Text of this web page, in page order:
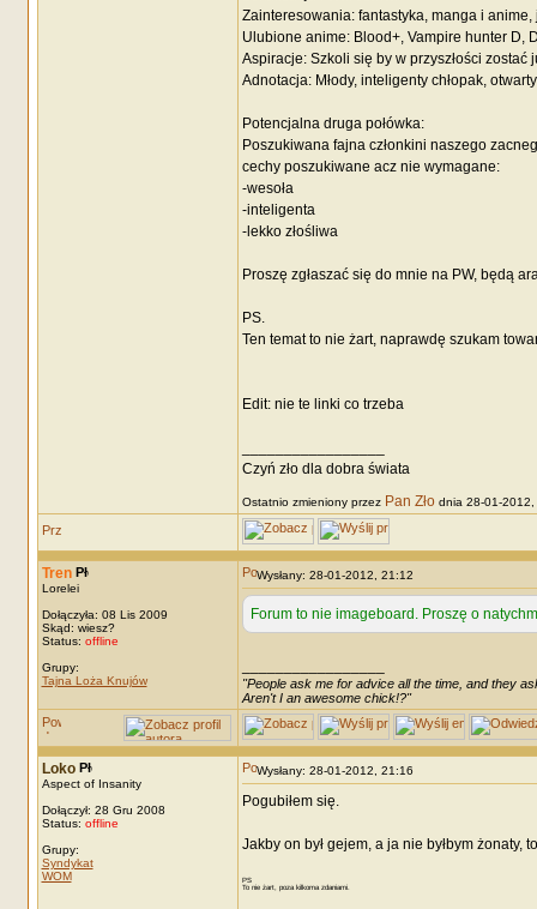
Zainteresowania: fantastyka, manga i
Ulubione anime: Blood+, Vampire hunter D,
Aspiracje: Szkoli się by w przyszłości zostać
Adnotacja: Młody, inteligenty chłopak,
Potencjalna druga połówka:
Poszukiwana fajna członkini naszego
cechy poszukiwane acz nie wymagane:
-wesoła
-inteligenta
-lekko złośliwa
Proszę zgłaszać się do mnie na PW, będą
PS.
Ten temat to nie żart, naprawdę szukam
Edit: nie te linki co trzeba
Czyń zło dla dobra świata
Ostatnio zmieniony przez Pan Złodnia 28-01-2012,
Tren
Lorelei
Dołączyła: 08 Lis 2009
Skąd: wiesz?
Status: offline
Grupy:
Tajna Loża Knujów
Wysłany: 28-01-2012, 21:12
Forum to nie imageboard. Proszę o
"People ask me for advice all the time, and they
Aren't I an awesome chick!?"
Loko
Aspect of Insanity
Dołączył: 28 Gru 2008
Status: offline
Grupy:
Syndykat
WOM
Wysłany: 28-01-2012, 21:16
Pogubiłem się.
Jakby on był gejem, a ja nie byłbym żonaty,
PS
To nie żart, poza kilkoma zdaniami.